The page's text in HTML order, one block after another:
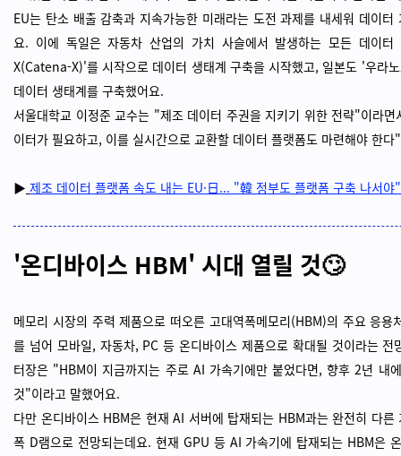
EU는 탄소 배출 감축과 지속가능한 미래라는 도전 과제를 내세워 데이터
요. 이에 독일은 자동차 산업의 가치 사슬에서 발생하는 모든 데이터
X(Catena-X)'를 시작으로 데이터 생태계 구축을 시작했고, 일본도 '우라
데이터 생태계를 구축했어요.
서울대학교 이정준 교수는 "제조 데이터 주권을 지키기 위한 전략"이라
이터가 필요하고, 이를 실시간으로 교환할 데이터 플랫폼도 마련해야 한
▶ 제조 데이터 플랫폼 속도 내는 EU·日... "韓 정부도 플랫폼 구축 나서야"
'온디바이스 HBM' 시대 열릴 것🙄
메모리 시장의 주력 제품으로 떠오른 고대역폭메모리(HBM)의 주요 응용
를 넘어 모바일, 자동차, PC 등 온디바이스 제품으로 확대될 것이라는 전
터장은 "HBM이 지금까지는 주로 AI 가속기에만 붙었다면, 향후 2년 내
것"이라고 말했어요.
다만 온디바이스 HBM은 현재 AI 서버에 탑재되는 HBM과는 완전히 다른
폭 D램으로 전망되는데요. 현재 GPU 등 AI 가속기에 탑재되는 HBM은